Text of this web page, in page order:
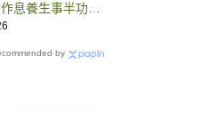
息養生事半功
by